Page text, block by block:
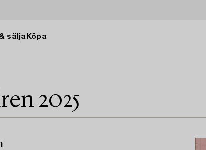
sälja Köpa
2025